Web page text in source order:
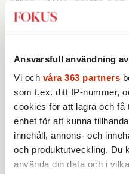
Ansvarsfull användning
Vi och våra 363 partners
som t.ex. ditt IP-nummer,
cookies för att lagra och få
enhet för att kunna
innehåll, annons- och
och produktutveckling. Du
använda din data och i
för ”verklighetens
påstå att det här blev
spårskifte i partiets
kommunikation. De
sporrade en del i
Kristdemokraterna
idén att de skulle
moderater som
omorientering. Det